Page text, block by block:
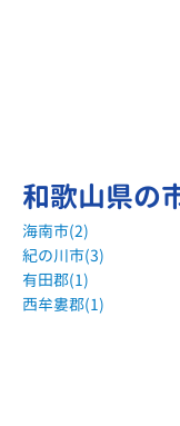
和歌山県の
海南市(2)
紀の川市(3)
有田郡(1)
西牟婁郡(1)